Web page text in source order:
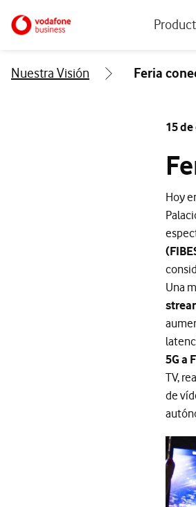
Ir a la pagina principal de vodafone.es
IA para
Nuestra Visión Feria
15
Hoy
Una
5G a
TV,
de